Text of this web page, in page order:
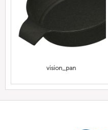
vision_pan